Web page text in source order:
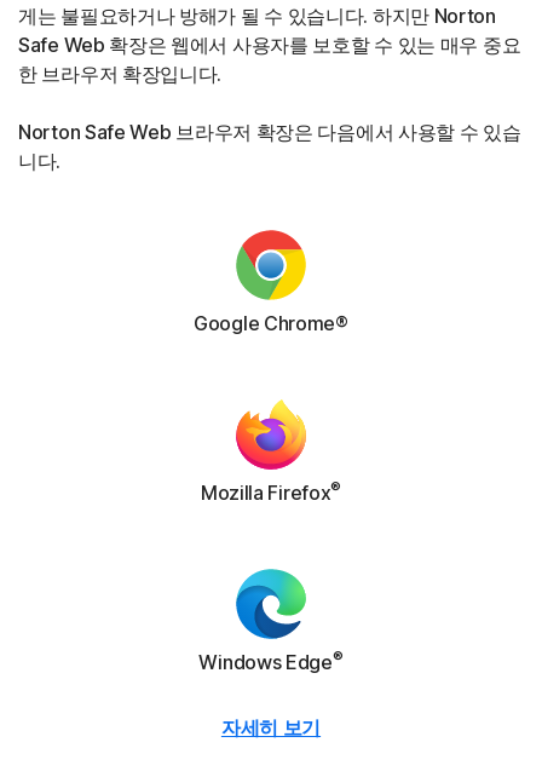
게는 불필요하거나 방해가 될 수 있습니다. 하지만 Norton
Safe Web 확장은 웹에서 사용자를 보호할 수 있는 매우 중요
한 브라우저 확장입니다.
Norton Safe Web 브라우저 확장은 다음에서 사용할 수 있습
니다.
Google Chrome®
Mozilla Firefox®
Windows Edge®
자세히 보기